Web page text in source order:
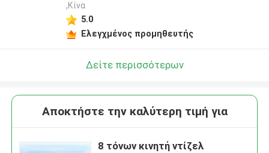
,Κίνα
5.0
Ελεγχμένος προμηθευτής
Δείτε περισσότερων
Αποκτήστε την καλύτερη τιμή για
8 τόνων κινητή ντίζελ